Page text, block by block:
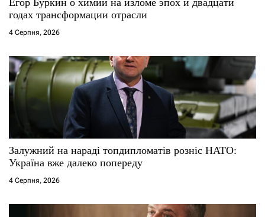
с
і
в
годах трансформации отрасли
4 Серпня, 2026
Залужний на нараді топдипломатів розніс НАТО:
Україна вже далеко попереду
4 Серпня, 2026